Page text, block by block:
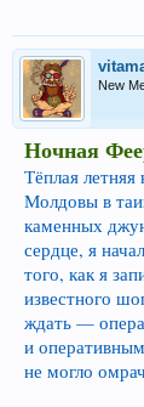
New
Ночная
Тёплая
Молдовы в
каменных
сердце, я
того, как я
известного
ждать —
и
не могло